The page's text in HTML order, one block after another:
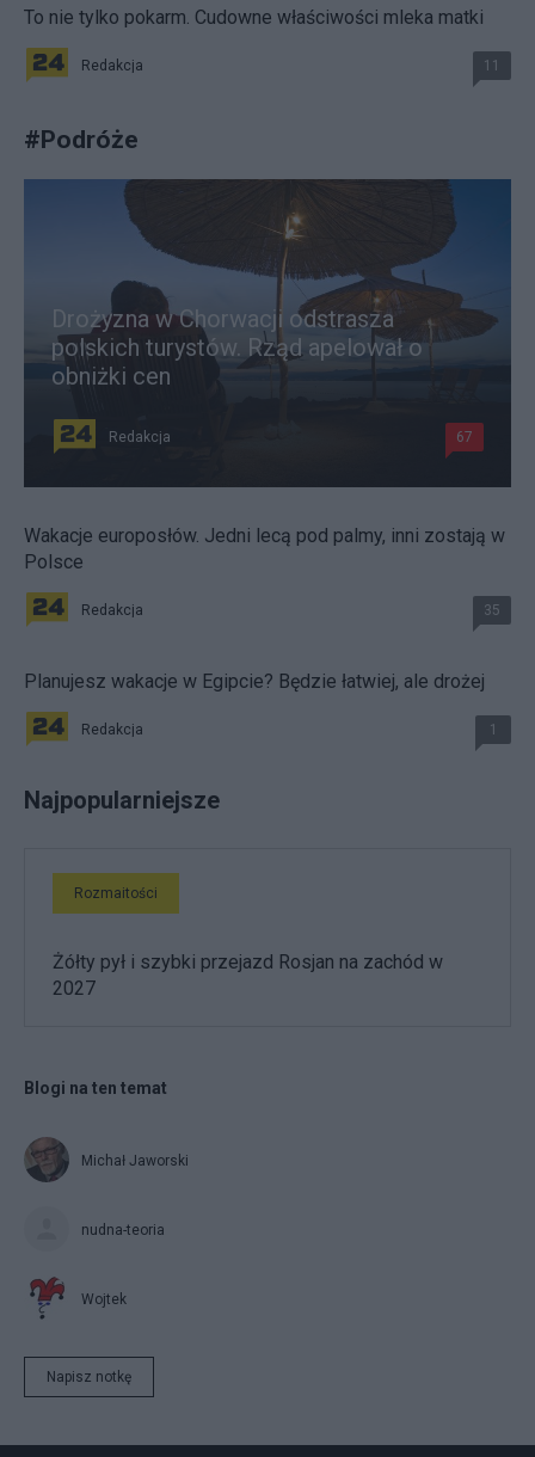
To nie tylko pokarm. Cudowne właściwości mleka matki
Redakcja 11
#Podróże
Drożyzna w Chorwacji odstrasza
polskich turystów. Rząd apelował o
obniżki cen
Redakcja 67
Wakacje europosłów. Jedni lecą pod palmy, inni zostają w
Polsce
Redakcja 35
Planujesz wakacje w Egipcie? Będzie łatwiej, ale drożej
Redakcja 1
Najpopularniejsze
Rozmaitości
Żółty pył i szybki przejazd Rosjan na zachód w
2027
Blogi na ten temat
Michał Jaworski
nudna-teoria
Wojtek
Napisz notkę